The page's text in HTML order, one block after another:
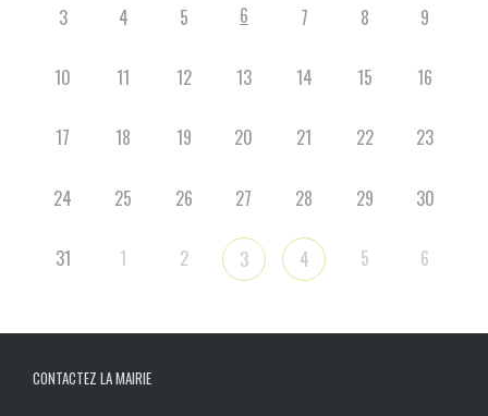
3 4 5 6 7 8 9
10 11 12 13 14 15 16
17 18 19 20 21 22 23
24 25 26 27 28 29 30
31 1 2 3 4 5 6
CONTACTEZ LA MAIRIE